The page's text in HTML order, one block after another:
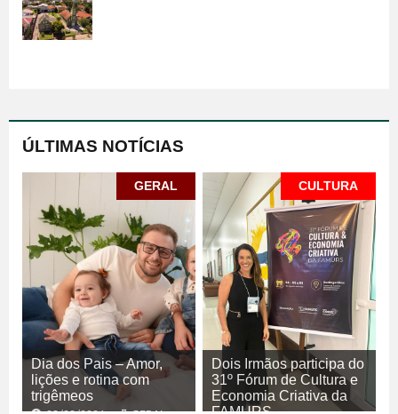
ÚLTIMAS NOTÍCIAS
GERAL
Dia dos Pais – Amor,
lições e rotina com
trigêmeos
CULTURA
Dois Irmãos participa do
31º Fórum de Cultura e
Economia Criativa da